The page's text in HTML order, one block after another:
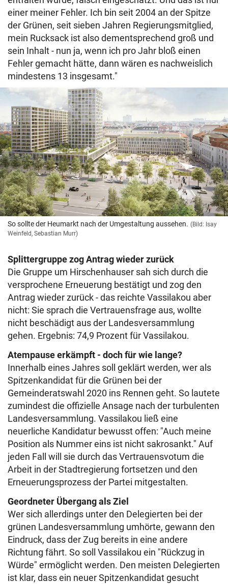
einer meiner Fehler. Ich bin seit 2004 an der Spitze
der Grünen, seit sieben Jahren Regierungsmitglied,
mein Rucksack ist also dementsprechend groß und
sein Inhalt - nun ja, wenn ich pro Jahr bloß einen
Fehler gemacht hätte, dann wären es nachweislich
mindestens 13 insgesamt."
So sollte der Heumarkt nach der Umgestaltung aussehen. (Bild: Isay
Weinfeld, Sebastian Murr)
Splittergruppe zog Antrag wieder zurück
Die Gruppe um Hirschenhauser sah sich durch die
versprochene Erneuerung bestätigt und zog den
Antrag wieder zurück - das reichte Vassilakou aber
nicht: Sie sprach die Vertrauensfrage aus, wollte
nicht beschädigt aus der Landesversammlung
gehen. Ergebnis: 74,9 Prozent für Vassilakou.
Atempause erkämpft - doch für wie lange?
Innerhalb eines Jahres soll geklärt werden, wer als
Spitzenkandidat für die Grünen bei der
Gemeinderatswahl 2020 ins Rennen geht. So lautete
zumindest die offizielle Ansage nach der turbulenten
Landesversammlung. Vassilakou ließ eine
neuerliche Kandidatur bewusst offen: "Auch meine
Position als Nummer eins ist nicht sakrosankt." Auf
jeden Fall will sie durch das Vertrauensvotum die
Arbeit in der Stadtregierung fortsetzen und den
Erneuerungsprozess der Partei mitgestalten.
Geordneter Übergang als Ziel
Wer sich allerdings unter den Delegierten bei der
grünen Landesversammlung umhörte, gewann den
Eindruck, dass der Zug bereits in eine andere
Richtung fährt. So soll Vassilakou ein "Rückzug in
Würde" ermöglicht werden. Den meisten Delegierten
ist klar, dass ein neuer Spitzenkandidat gesucht